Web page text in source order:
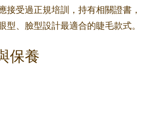
接受過正規培訓，持有相關證書，
型、臉型設計最適合的睫毛款式。
保養